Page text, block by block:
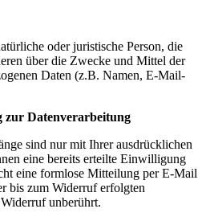
oder juristische Person, die
über die Zwecke und Mittel der
Daten (z.B. Namen, E-Mail-
Datenverarbeitung
sind nur mit Ihrer ausdrücklichen
eine bereits erteilte Einwilligung
eine formlose Mitteilung per E-Mail
bis zum Widerruf erfolgten
unberührt.